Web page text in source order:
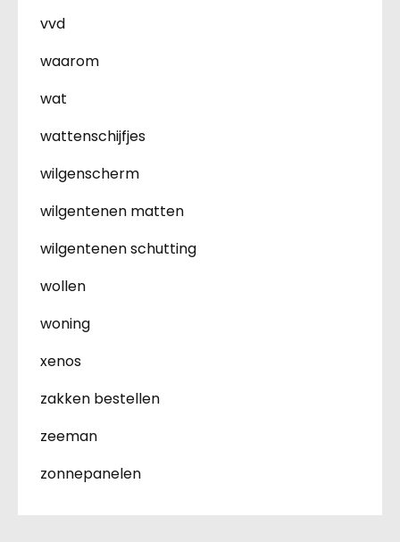
vvd
waarom
wat
wattenschijfjes
wilgenscherm
wilgentenen matten
wilgentenen schutting
wollen
woning
xenos
zakken bestellen
zeeman
zonnepanelen